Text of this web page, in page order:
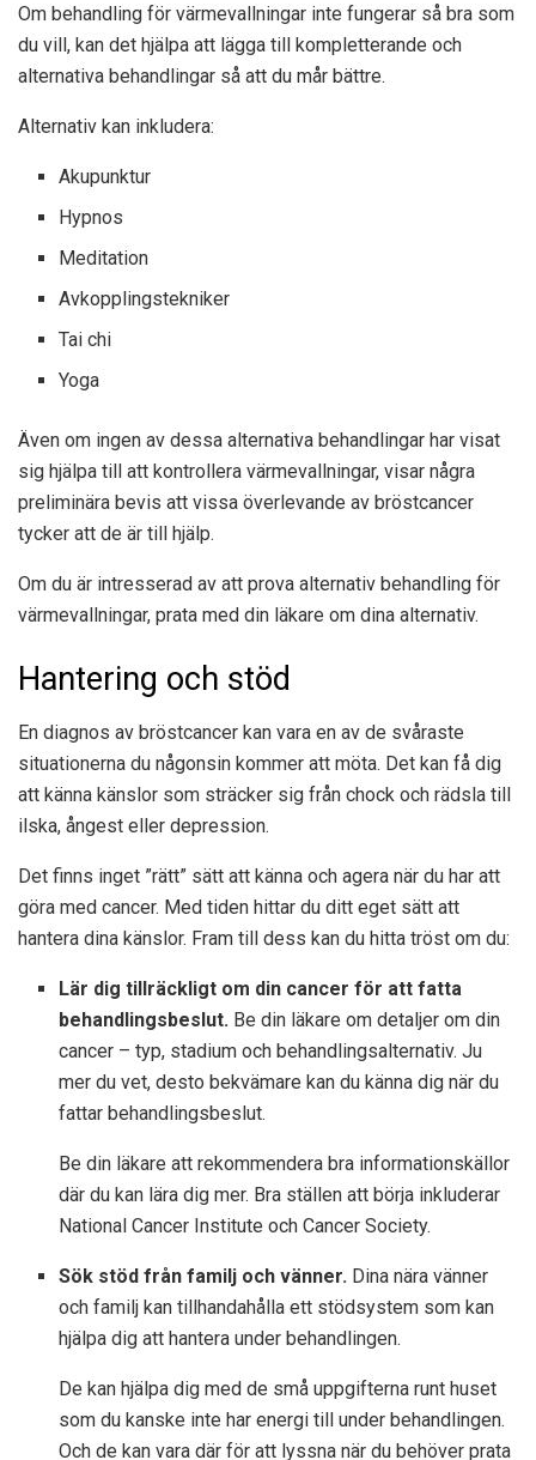
Om behandling för värmevallningar inte fungerar så bra som
du vill, kan det hjälpa att lägga till kompletterande och
alternativa behandlingar så att du mår bättre.
Alternativ kan inkludera:
Akupunktur
Hypnos
Meditation
Avkopplingstekniker
Tai chi
Yoga
Även om ingen av dessa alternativa behandlingar har visat
sig hjälpa till att kontrollera värmevallningar, visar några
preliminära bevis att vissa överlevande av bröstcancer
tycker att de är till hjälp.
Om du är intresserad av att prova alternativ behandling för
värmevallningar, prata med din läkare om dina alternativ.
Hantering och stöd
En diagnos av bröstcancer kan vara en av de svåraste
situationerna du någonsin kommer att möta. Det kan få dig
att känna känslor som sträcker sig från chock och rädsla till
ilska, ångest eller depression.
Det finns inget ”rätt” sätt att känna och agera när du har att
göra med cancer. Med tiden hittar du ditt eget sätt att
hantera dina känslor. Fram till dess kan du hitta tröst om du:
Lär dig tillräckligt om din cancer för att fatta
behandlingsbeslut. Be din läkare om detaljer om din
cancer – typ, stadium och behandlingsalternativ. Ju
mer du vet, desto bekvämare kan du känna dig när du
fattar behandlingsbeslut.
Be din läkare att rekommendera bra informationskällor
där du kan lära dig mer. Bra ställen att börja inkluderar
National Cancer Institute och Cancer Society.
Sök stöd från familj och vänner. Dina nära vänner
och familj kan tillhandahålla ett stödsystem som kan
hjälpa dig att hantera under behandlingen.
De kan hjälpa dig med de små uppgifterna runt huset
som du kanske inte har energi till under behandlingen.
Och de kan vara där för att lyssna när du behöver prata